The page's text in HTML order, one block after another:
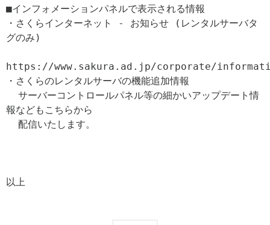
■インフォメーションパネルで表示される情報
・さくらインターネット - お知らせ (レンタルサーバタ
グのみ)
https://www.sakura.ad.jp/corporate/
・さくらのレンタルサーバの機能追加情報
報などもこちらから
以上